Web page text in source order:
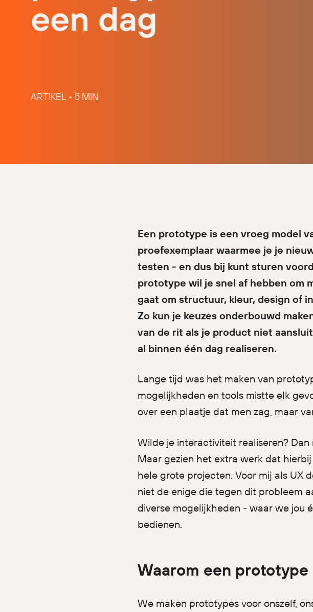
een dag
ARTIKEL • 5 MIN
Een prototype is een vroeg model
proefexemplaar waarmee je je
testen - en dus bij kunt sturen
prototype wil je snel af hebben om
gaat om structuur, kleur, design of
Zo kun je keuzes onderbouwd
van de rit als je product niet
al binnen één dag realiseren.
Lange tijd was het maken van
mogelijkheden en tools mistte elk
over een plaatje dat men zag, maar
Wilde je interactiviteit realiseren?
Maar gezien het extra werk dat
hele grote projecten. Voor mij als UX
niet de enige die tegen dit probleem
diverse mogelijkheden - waar we jou
bedienen.
Waarom een prototype
We maken prototypes voor onszelf,